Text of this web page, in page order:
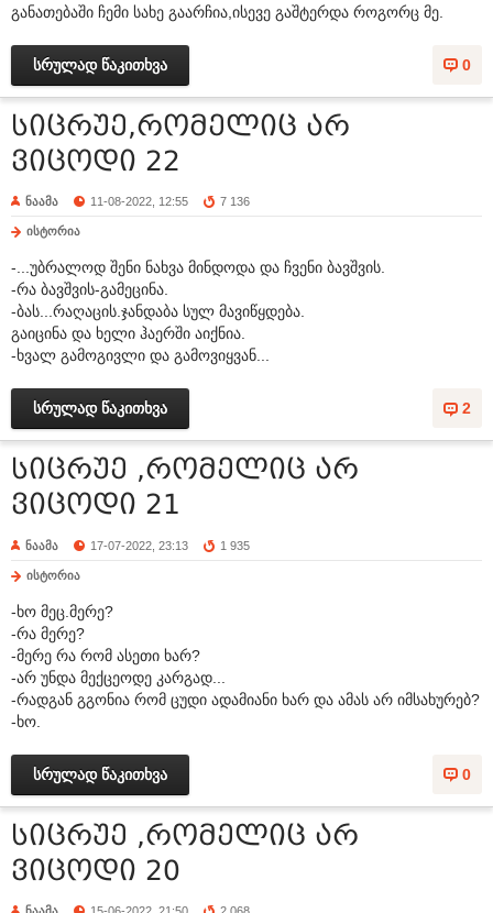
განათებაში ჩემი სახე გაარჩია,ისევე გაშტერდა როგორც მე.
0
სრულად წაკითხვა
სიცრუე,რომელიც არ
ვიცოდი 22
ნაამა 11-08-2022, 12:55 7 136
ისტორია
-...უბრალოდ შენი ნახვა მინდოდა და ჩვენი ბავშვის.
-რა ბავშვის-გამეცინა.
-ბას...რაღაცის.ჯანდაბა სულ მავიწყდება.
გაიცინა და ხელი ჰაერში აიქნია.
-ხვალ გამოგივლი და გამოვიყვან...
2
სრულად წაკითხვა
სიცრუე ,რომელიც არ
ვიცოდი 21
ნაამა 17-07-2022, 23:13 1 935
ისტორია
-ხო მეც.მერე?
-რა მერე?
-მერე რა რომ ასეთი ხარ?
-არ უნდა მექცეოდე კარგად...
-რადგან გგონია რომ ცუდი ადამიანი ხარ და ამას არ იმსახურებ?
-ხო.
0
სრულად წაკითხვა
სიცრუე ,რომელიც არ
ვიცოდი 20